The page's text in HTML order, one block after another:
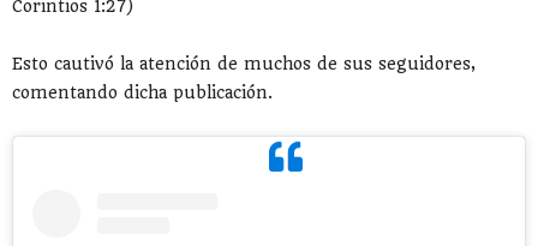
Corintios 1:27)
Esto cautivó la atención de muchos de sus seguidores,
comentando dicha publicación.